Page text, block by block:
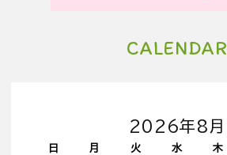
CALENDAR
2026年8月
日 月 火 水 木